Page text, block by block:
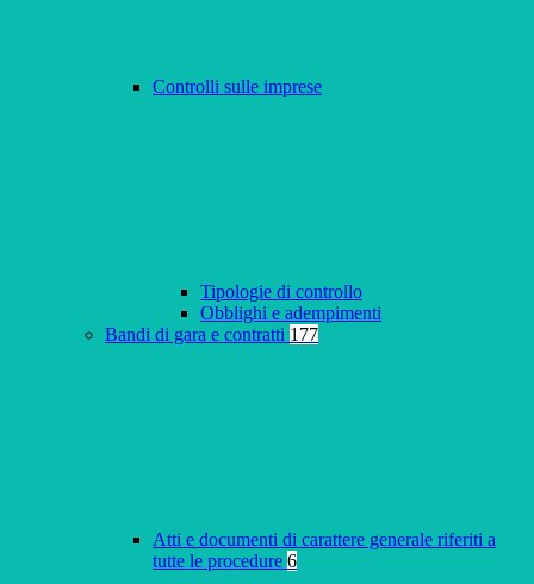
Controlli sulle imprese
Tipologie di controllo
Obblighi e adempimenti
Bandi di gara e contratti 177
Atti e documenti di carattere generale riferiti a
tutte le procedure 6